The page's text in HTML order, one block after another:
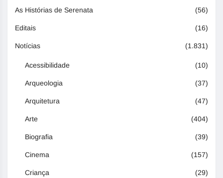
As Histórias de Serenata (56)
Editais (16)
Notícias (1.831)
Acessibilidade (10)
Arqueologia (37)
Arquitetura (47)
Arte (404)
Biografia (39)
Cinema (157)
Criança (29)